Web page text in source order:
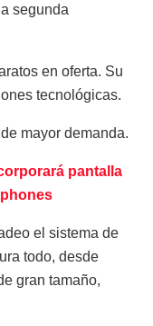
segunda
en oferta. Su
tecnológicas.
mayor demanda.
pantalla
el sistema de
todo, desde
gran tamaño,